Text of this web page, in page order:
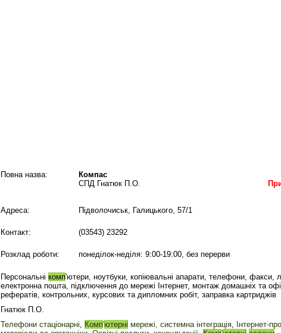
Повна назва:
Компас
СПД Гнатюк П.О.
Адреса: Підволочиськ, Галицького, 57/1
Контакт: (03543) 23292
Розклад роботи: понеділок-неділя: 9:00-19:00, без перерви
Персональні комп'ютери, ноутбуки, копіювальні апарати, телефони, факси,
електронна пошта, підключення до мережі Інтернет, монтаж домашніх та
рефератів, контрольних, курсових та дипломних робіт, заправка картриджів
Гнатюк П.О.
Телефони стаціонарні, Комп'ютерні мережі, системна інтеграція, Інтернет-